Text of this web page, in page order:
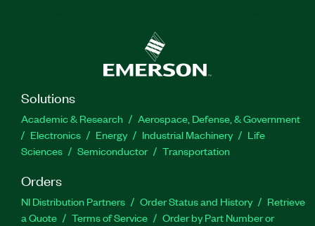
Solutions
Academic & Research
Aerospace, Defense, & Government
Electronics
Energy Industrial Machinery
Life
Sciences
Semiconductor Transportation
Orders
NI Distribution Partners Order Status and History
Retrieve
a Quote
Terms of Service
Order by Part Number or